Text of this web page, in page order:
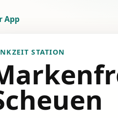
App
STATION